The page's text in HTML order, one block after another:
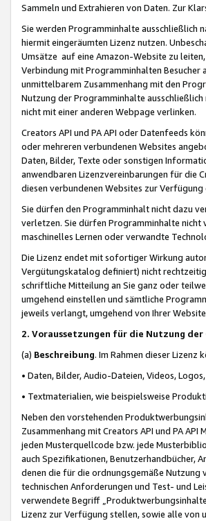
Sammeln und Extrahieren von Daten. Zur
Sie werden Programminhalte ausschließlich
hiermit eingeräumten Lizenz nutzen.
Umsätze auf eine Amazon-Website zu
Verbindung mit Programminhalten Besucher
unmittelbarem Zusammenhang mit den
Nutzung der Programminhalte
nicht mit einer anderen Webpage verlinken.
Creators API und PA API oder Datenfeeds
oder mehreren verbundenen Websites
Daten, Bilder, Texte oder sonstigen
anwendbaren Lizenzvereinbarungen für die
diesen verbundenen Websites zur
Sie dürfen den Programminhalt nicht dazu
verletzen. Sie dürfen Programminhalte
maschinelles Lernen oder verwandte
Die Lizenz endet mit sofortiger Wirkung
Vergütungskatalog definiert) nicht
schriftliche Mitteilung an Sie ganz oder
umgehend einstellen und sämtliche
jeweils verlangt, umgehend von Ihrer
2. Voraussetzungen für die Nutzung der
(a) Beschreibung. Im Rahmen dieser
• Daten, Bilder, Audio-Dateien, Videos,
• Textmaterialien, wie beispielsweise
Neben den vorstehenden
Zusammenhang mit Creators API und PA
jeden Musterquellcode bzw. jede
auch Spezifikationen, Benutzerhandbücher,
denen die für die ordnungsgemäße Nutzung
technischen Anforderungen und Test- und
verwendete Begriff
Lizenz zur Verfügung stellen, sowie alle von